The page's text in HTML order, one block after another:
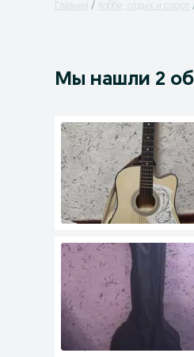
Главная Хобби, отдых и спорт
Мы нашли 2